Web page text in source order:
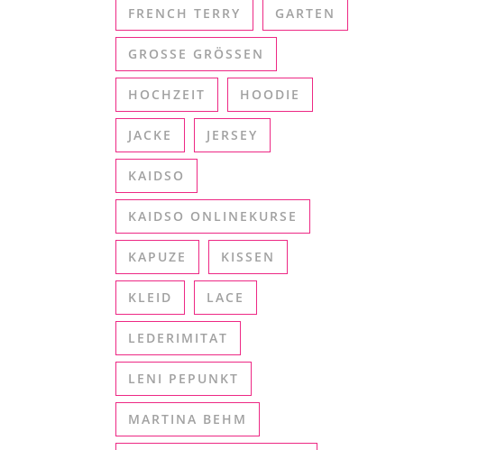
FRENCH TERRY GARTEN
GROSSE GRÖSSEN
HOCHZEIT HOODIE
JACKE JERSEY
KAIDSO
KAIDSO ONLINEKURSE
KAPUZE KISSEN
KLEID LACE
LEDERIMITAT
LENI PEPUNKT
MARTINA BEHM